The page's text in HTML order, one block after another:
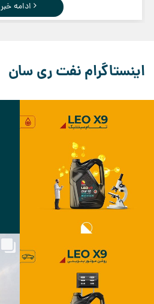
ادامه خبر
اینستاگرام نفت ری سان